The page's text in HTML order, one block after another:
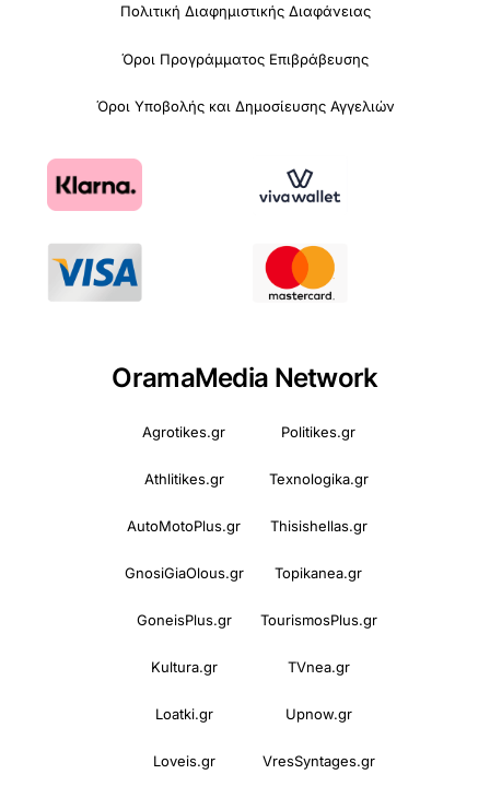
Πολιτική Διαφημιστικής Διαφάνειας
Όροι Προγράμματος Επιβράβευσης
Όροι Υποβολής και Δημοσίευσης Αγγελιών
OramaMedia Network
Agrotikes.gr Politikes.gr
Athlitikes.gr Texnologika.gr
AutoMotoPlus.gr Thisishellas.gr
GnosiGiaOlous.gr Topikanea.gr
GoneisPlus.gr TourismosPlus.gr
Kultura.gr TVnea.gr
Loatki.gr Upnow.gr
Loveis.gr VresSyntages.gr